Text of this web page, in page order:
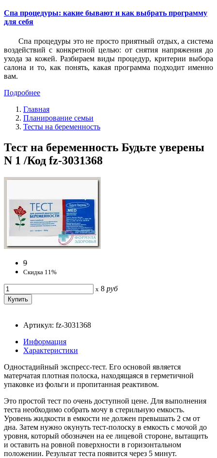
Спа процедуры: какие бывают и как выбрать программу
для себя
Спа процедуры это не просто приятный отдых, а система
воздействий с конкретной целью: от снятия напряжения до
ухода за кожей. Разбираем виды процедур, критерии выбора
салона и то, как понять, какая программа подходит именно
вам.
Подробнее
Главная
Планирование семьи
Тесты на беременность
Тест на беременность Будьте уверены
N 1 /Код fz-3031368
9
Скидка 11%
x 8 руб
Артикул: fz-3031368
Информация
Характеристики
Одностадийный экспресс-тест. Его основой является
матерчатая плотная полоска, находящаяся в герметичной
упаковке из фольги и пропитанная реактивом.
Это простой тест по очень доступной цене. Для выполнения
теста необходимо собрать мочу в стерильную емкость.
Уровень жидкости в емкости не должен превышать 2 см от
дна. Затем нужно окунуть тест-полоску в емкость с мочой до
уровня, который обозначен на ее лицевой стороне, вытащить
и оставить на ровной поверхности в горизонтальном
положении. Результат теста появится через 5 минут.